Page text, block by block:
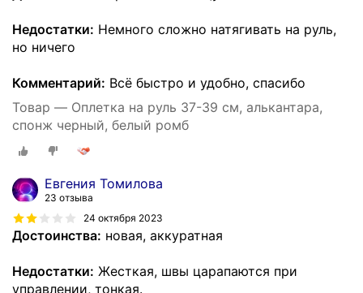
Недостатки: Немного сложно натягивать на руль,
но ничего
Комментарий: Всё быстро и удобно, спасибо
Товар — Оплетка на руль 37-39 см, алькантара,
спонж черный, белый ромб
Евгения Томилова
23 отзыва
24 октября 2023
Достоинства: новая, аккуратная
Недостатки: Жесткая, швы царапаются при
управлении, тонкая.